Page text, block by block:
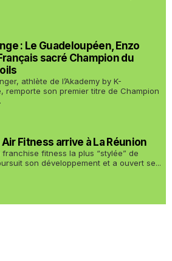
: Le Guadeloupéen, Enzo
sacré Champion du
athlète de l’Akademy by K-
remporte son premier titre de Champion
Fitness arrive à La Réunion
franchise fitness la plus “stylée” de
son développement et a ouvert se...